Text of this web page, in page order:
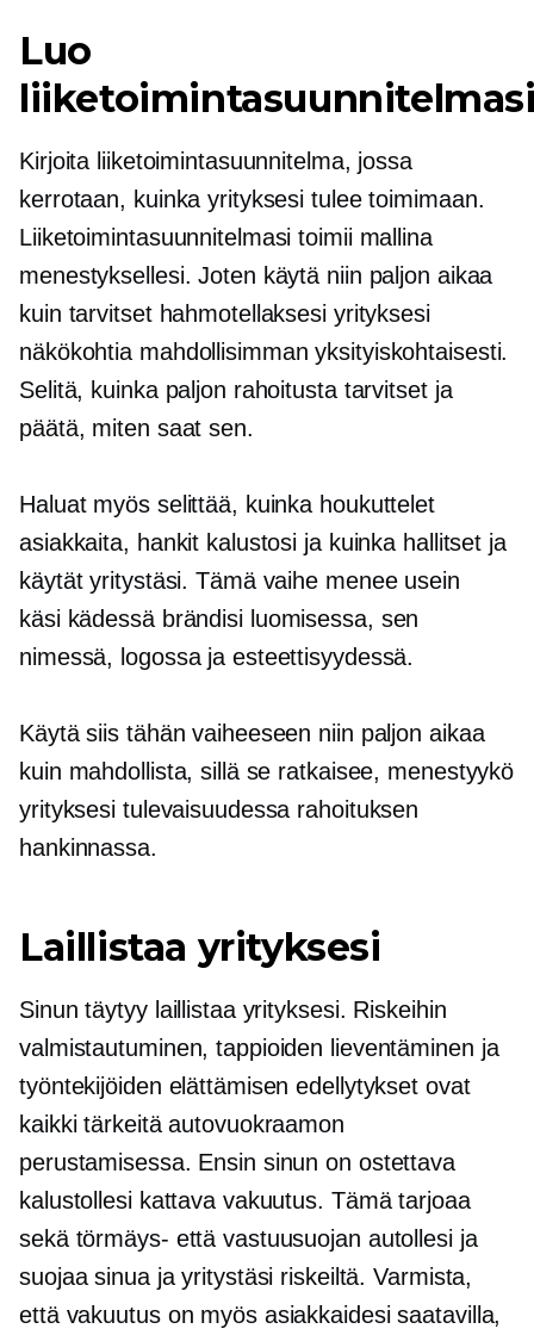
Luo
Kirjoita liiketoimintasuunnitelma, jossa
kerrotaan, kuinka yrityksesi tulee toimimaan.
Liiketoimintasuunnitelmasi toimii mallina
menestyksellesi. Joten käytä niin paljon aikaa
kuin tarvitset hahmotellaksesi yrityksesi
näkökohtia mahdollisimman yksityiskohtaisesti.
Selitä, kuinka paljon rahoitusta tarvitset ja
päätä, miten saat sen.
Haluat myös selittää, kuinka houkuttelet
asiakkaita, hankit kalustosi ja kuinka hallitset ja
käytät yritystäsi. Tämä vaihe menee usein
käsi kädessäbrändisi luomisessa, sen
nimessä, logossa ja esteettisyydessä.
Käytä siis tähän vaiheeseen niin paljon aikaa
kuin mahdollista, sillä se ratkaisee, menestyykö
yrityksesi tulevaisuudessa rahoituksen
hankinnassa.
Laillistaa yrityksesi
Sinun täytyy laillistaa yrityksesi. Riskeihin
valmistautuminen, tappioiden lieventäminen ja
työntekijöiden elättämisen edellytykset ovat
kaikki tärkeitä autovuokraamon
perustamisessa. Ensin sinun on ostettava
kalustollesi kattava vakuutus. Tämä tarjoaa
sekä törmäys- että vastuusuojan autollesi ja
suojaa sinua ja yritystäsi riskeiltä. Varmista,
että vakuutus on myös asiakkaidesi saatavilla,